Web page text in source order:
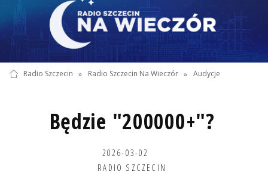
Radio Szczecin » Radio Szczecin Na Wieczór » Audycje
Będzie "200000+"?
2026-03-02
RADIO SZCZECIN